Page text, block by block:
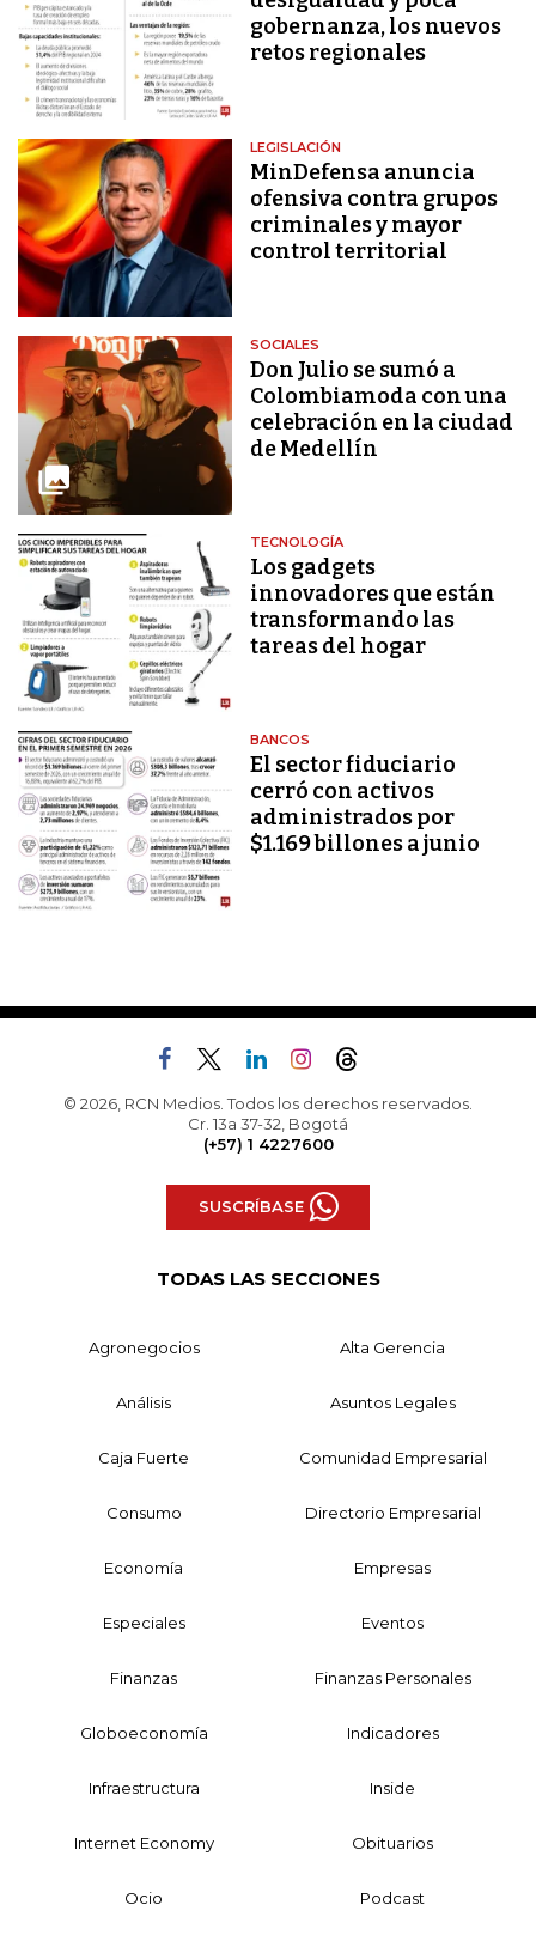
gobernanza, los nuevos
retos regionales
LEGISLACIÓN
MinDefensa anuncia
ofensiva contra grupos
criminales y mayor
control territorial
SOCIALES
Don Julio se sumó a
Colombiamoda con una
celebración en la ciudad
de Medellín
TECNOLOGÍA
Los gadgets
innovadores que están
transformando las
tareas del hogar
BANCOS
El sector fiduciario
cerró con activos
administrados por
$1.169 billones a junio
© 2026, RCN Medios. Todos los derechos reservados.
Cr. 13a 37-32, Bogotá
(+57) 1 4227600
SUSCRÍBASE
TODAS LAS SECCIONES
Agronegocios Alta Gerencia
Análisis Asuntos Legales
Caja Fuerte Comunidad Empresarial
Consumo Directorio Empresarial
Economía Empresas
Especiales Eventos
Finanzas Finanzas Personales
Globoeconomía Indicadores
Infraestructura Inside
Internet Economy Obituarios
Ocio Podcast